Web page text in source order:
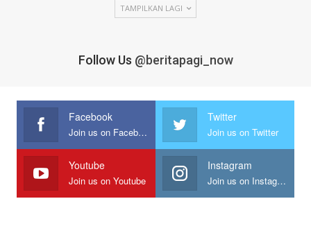
TAMPILKAN LAGI
Follow Us @beritapagi_now
Facebook
Join us on Facebook
Twitter
Join us on Twitter
Youtube
Join us on Youtube
Instagram
Join us on Instagram